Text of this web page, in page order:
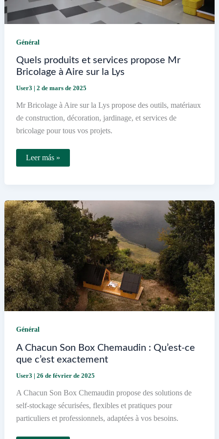
Général
Quels produits et services propose Mr
Bricolage à Aire sur la Lys
User3 | 2 de mars de 2025
Mr Bricolage à Aire sur la Lys propose des outils, matériaux
de construction, décoration, jardinage, et services de
bricolage pour tous vos projets.
Quels
produits
Bricolage
à
Aire
sur
la
Lys
Leer más »
Général
A Chacun Son Box Chemaudin : Qu’est-ce
que c’est exactement
User3 | 26 de février de 2025
A Chacun Son Box Chemaudin propose des solutions de
self-stockage sécurisées, flexibles et pratiques pour
particuliers et professionnels, adaptées à vos besoins.